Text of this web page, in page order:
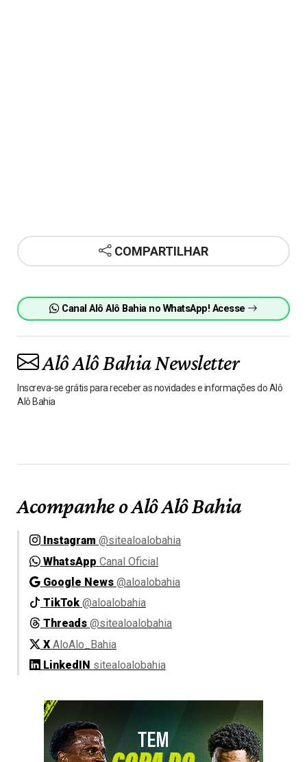
COMPARTILHAR
Canal Alô Alô Bahia no WhatsApp! Acesse
Alô Alô Bahia Newsletter
Inscreva-se grátis para receber as novidades e informações do Alô
Alô Bahia
Acompanhe o Alô Alô Bahia
Instagram @sitealoalobahia
WhatsApp Canal Oficial
Google News @aloalobahia
TikTok @aloalobahia
Threads @sitealoalobahia
X AloAlo_Bahia
LinkedIN sitealoalobahia